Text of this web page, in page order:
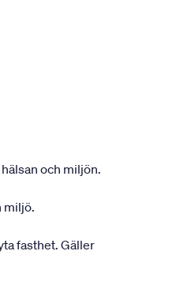
och miljön.
miljö.
fasthet. Gäller